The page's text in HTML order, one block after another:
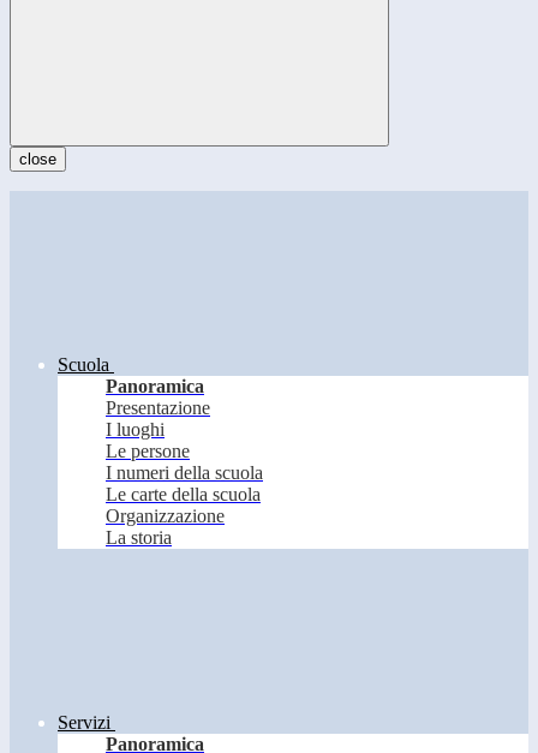
close
Scuola
Panoramica
Presentazione
I luoghi
Le persone
I numeri della scuola
Le carte della scuola
Organizzazione
La storia
Servizi
Panoramica